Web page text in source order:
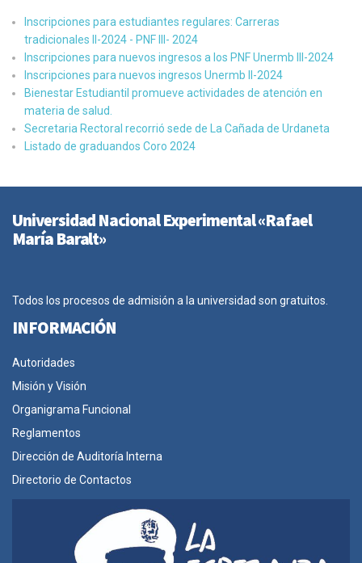
Inscripciones para estudiantes regulares: Carreras
tradicionales II-2024 - PNF III- 2024
Inscripciones para nuevos ingresos a los PNF Unermb III-2024
Inscripciones para nuevos ingresos Unermb II-2024
Bienestar Estudiantil promueve actividades de atención en
materia de salud.
Secretaria Rectoral recorrió sede de La Cañada de Urdaneta
Listado de graduandos Coro 2024
Universidad Nacional Experimental «Rafael
María Baralt»
Todos los procesos de admisión a la universidad son gratuitos.
INFORMACIÓN
Autoridades
Misión y Visión
Organigrama Funcional
Reglamentos
Dirección de Auditoría Interna
Directorio de Contactos